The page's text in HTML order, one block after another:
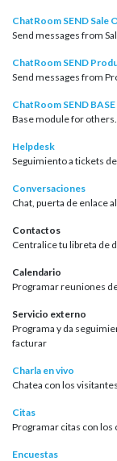
ChatRoom SEND Sale
Send messages from
ChatRoom SEND
Send messages from
ChatRoom SEND BASE
Base module for others.
Helpdesk
Seguimiento a tickets
Conversaciones
Chat, puerta de enlace
Contactos
Centralice tu libreta de
Calendario
Programar reuniones
Servicio externo
Programa y da
facturar
Charla en vivo
Chatea con los
Citas
Programar citas con los
Encuestas